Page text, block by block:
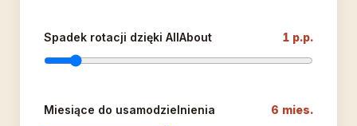
Spadek rotacji dzięki AllAbout 1 p.p.
Miesiące do usamodzielnienia 6 mies.